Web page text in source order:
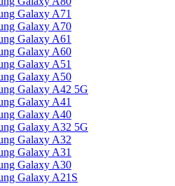
Galaxy A71
Galaxy A70
Galaxy A61
Galaxy A60
Galaxy A51
Galaxy A50
Galaxy A42 5G
Galaxy A41
Galaxy A40
Galaxy A32 5G
Galaxy A32
Galaxy A31
Galaxy A30
Galaxy A21S